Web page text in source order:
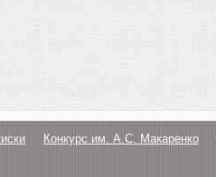
Конкурс им. А.С. Макаренко